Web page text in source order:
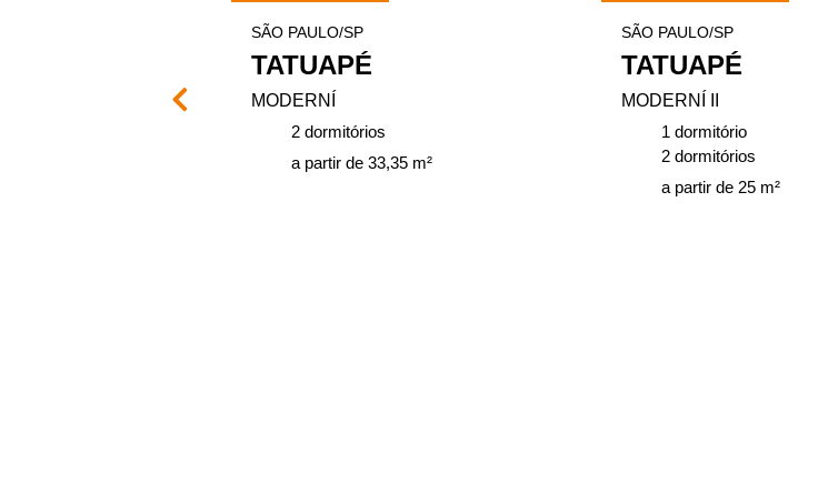
SÃO PAULO/SP
TATUAPÉ
MODERNÍ
2 dormitórios
a partir de 33,35 m²
SÃO PAULO/SP
TATUAPÉ
MODERNÍ II
1 dormitório
2 dormitórios
a partir de 25 m²